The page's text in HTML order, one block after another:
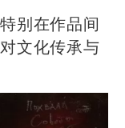
别在作品间
文化传承与